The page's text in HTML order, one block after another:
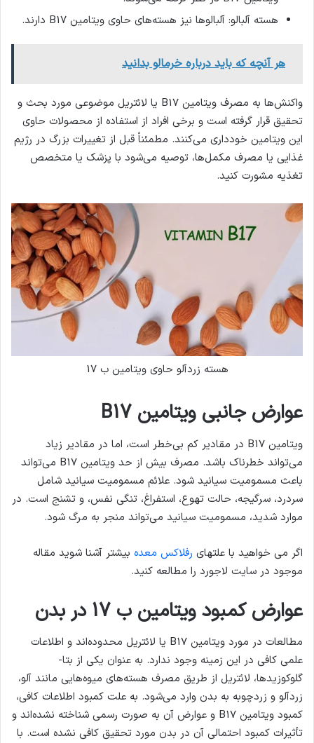
هسته‌ آلبالو: آلبالوها نیز هسته‌های حاوی ویتامین B17 دارند.
هر آنچه که باید درباره خرمالو بدانید
واکنش‌ها به مصرف ویتامین B17 یا لائتریل موضوعی مورد بحث و
تحقیق قرار گرفته است و برخی افراد از استفاده از محصولات حاوی
این ویتامین خودداری می‌کنند. مطمئناً قبل از تغییرات بزرگ در رژیم
غذایی یا مصرف مکمل‌ها، توصیه می‌شود با پزشک یا متخصص
تغذیه مشورت کنید.
هسته زردآلو حاوی ویتامین ب 17
عوارض جانبی ویتامین B17
ویتامین B17 در مقادیر کم بی‌خطر است، اما در مقادیر زیاد
می‌تواند خطرناک باشد. مصرف بیش از حد ویتامین B17 می‌تواند
باعث مسمومیت سیانید شود. علائم مسمومیت سیانید شامل
سردرد، سرگیجه، حالت تهوع، استفراغ، تنگی نفس، و تشنج است. در
موارد شدید، مسمومیت سیانید می‌تواند منجر به مرگ شود.
اگر می خواهید با علتهای رفلاکس معده بیشتر آشنا شوید مقاله
موجود در سایت لاجورد را مطالعه کنید.
عوارض کمبود ویتامین ب 17 در بدن
مطالعات در مورد ویتامین B17 یا لائتریل محدوده‌اند و اطلاعات
علمی کافی در این زمینه وجود ندارد. به عنوان یکی از بتا-
گلوکوزیدها، لائتریل از طریق مصرف هسته‌های میوه‌هایی مانند آلو،
زردآلو و زردچوبه به بدن وارد می‌شود. به علت کمبود اطلاعات کافی،
کمبود ویتامین B17 و عوارض آن به صورت رسمی شناخته نشده‌اند و
تأثیرات کمبود احتمالی آن در بدن مورد تحقیق کافی نشده است. با